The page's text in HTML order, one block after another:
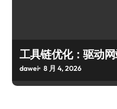
工具链优化：驱动
dawei 8 月 4, 2026